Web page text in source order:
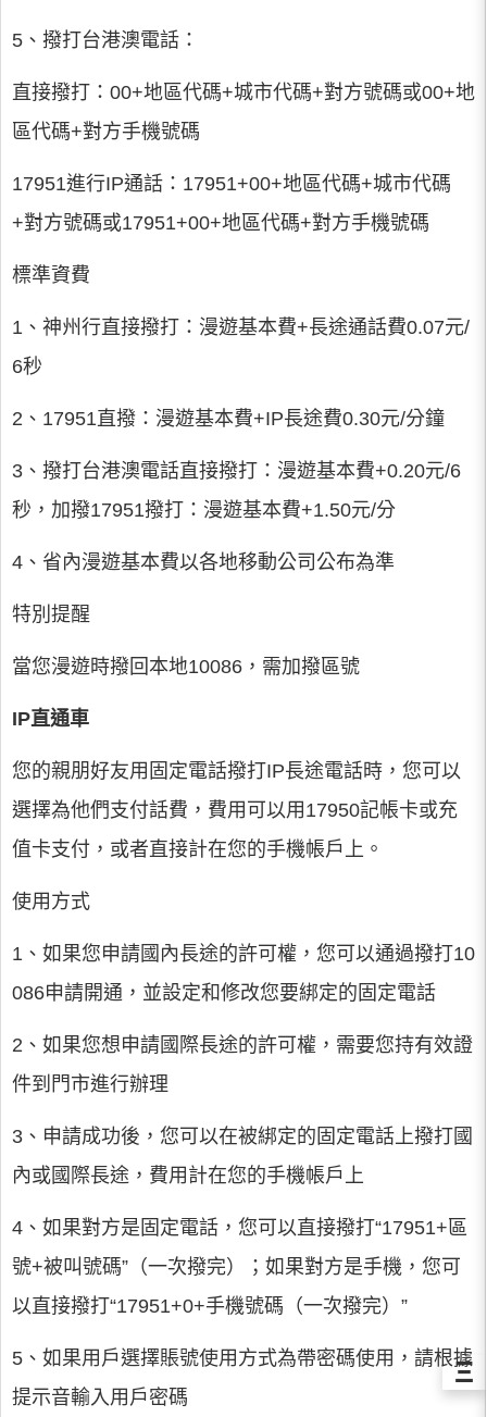
5、撥打台港澳電話：
直接撥打：00+地區代碼+城市代碼+對方號碼或00+地
區代碼+對方手機號碼
17951進行IP通話：17951+00+地區代碼+城市代碼
+對方號碼或17951+00+地區代碼+對方手機號碼
標準資費
1、神州行直接撥打：漫遊基本費+長途通話費0.07元/
6秒
2、17951直撥：漫遊基本費+IP長途費0.30元/分鐘
3、撥打台港澳電話直接撥打：漫遊基本費+0.20元/6
秒，加撥17951撥打：漫遊基本費+1.50元/分
4、省內漫遊基本費以各地移動公司公布為準
特別提醒
當您漫遊時撥回本地10086，需加撥區號
IP直通車
您的親朋好友用固定電話撥打IP長途電話時，您可以
選擇為他們支付話費，費用可以用17950記帳卡或充
值卡支付，或者直接計在您的手機帳戶上。
使用方式
1、如果您申請國內長途的許可權，您可以通過撥打10
086申請開通，並設定和修改您要綁定的固定電話
2、如果您想申請國際長途的許可權，需要您持有效證
件到門市進行辦理
3、申請成功後，您可以在被綁定的固定電話上撥打國
內或國際長途，費用計在您的手機帳戶上
4、如果對方是固定電話，您可以直接撥打“17951+區
號+被叫號碼”（一次撥完）；如果對方是手機，您可
以直接撥打“17951+0+手機號碼（一次撥完）”
5、如果用戶選擇賬號使用方式為帶密碼使用，請根據
提示音輸入用戶密碼
Ξ